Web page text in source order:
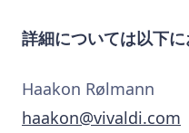
詳細については以下
Haakon Rølmann
haakon@vivaldi.com